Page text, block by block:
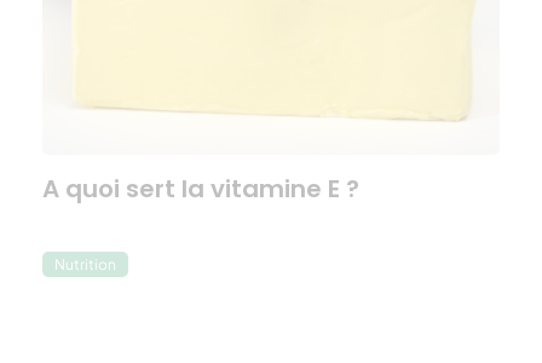
A quoi sert la vitamine E ?
Nutrition